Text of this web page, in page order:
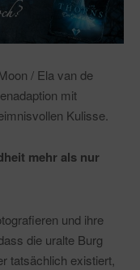
/ Ela van de
mit
Kulisse.
mehr als nur
und ihre
die uralte Burg
tatsächlich existiert,